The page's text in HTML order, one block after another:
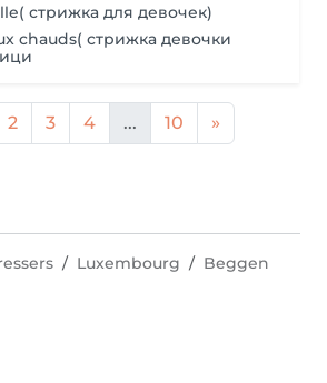
стрижка для девочек)
chauds( стрижка девочки
2 3 4 ... 10 »
Luxembourg
Beggen